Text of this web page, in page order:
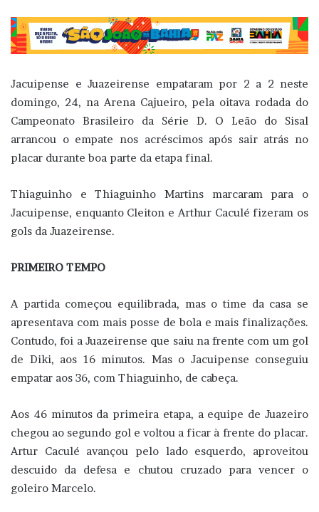
Jacuipense e Juazeirense empataram por 2 a 2 neste
domingo, 24, na Arena Cajueiro, pela oitava rodada do
Campeonato Brasileiro da Série D. O Leão do Sisal
arrancou o empate nos acréscimos após sair atrás no
placar durante boa parte da etapa final.
Thiaguinho e Thiaguinho Martins marcaram para o
Jacuipense, enquanto Cleiton e Arthur Caculé fizeram os
gols da Juazeirense.
PRIMEIRO TEMPO
A partida começou equilibrada, mas o time da casa se
apresentava com mais posse de bola e mais finalizações.
Contudo, foi a Juazeirense que saiu na frente com um gol
de Diki, aos 16 minutos. Mas o Jacuipense conseguiu
empatar aos 36, com Thiaguinho, de cabeça.
Aos 46 minutos da primeira etapa, a equipe de Juazeiro
chegou ao segundo gol e voltou a ficar à frente do placar.
Artur Caculé avançou pelo lado esquerdo, aproveitou
descuido da defesa e chutou cruzado para vencer o
goleiro Marcelo.